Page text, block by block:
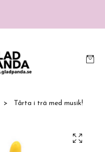
Tårta i trä med musik!